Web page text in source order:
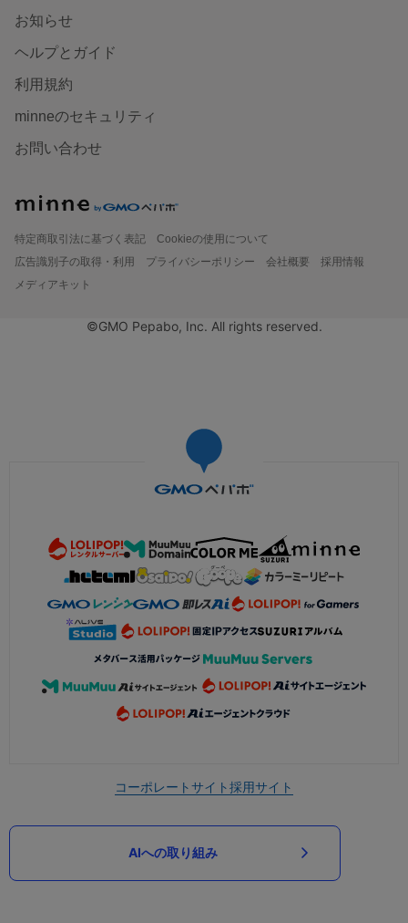
お知らせ
ヘルプとガイド
利用規約
minneのセキュリティ
お問い合わせ
特定商取引法に基づく表記
Cookieの使用について
広告識別子の取得・利用
プライバシーポリシー 会社概要
採用情報
メディアキット
©GMO Pepabo, Inc. All rights reserved.
コーポレートサイト採用サイト
AIへの取り組み